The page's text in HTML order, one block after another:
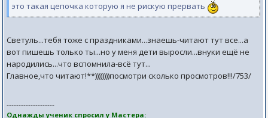
это такая цепочка которую я не рискую прервать
Светуль...тебя тоже с праздниками...знаешь-читают тут все...а
вот пишешь только ты...но у меня дети выросли...внуки ещё не
народились...что вспомнила-всё тут...
Главное,что читают!**))))))))посмотри сколько просмотров!!!/753/
--------------------
Однажды ученик спросил у Мастера: